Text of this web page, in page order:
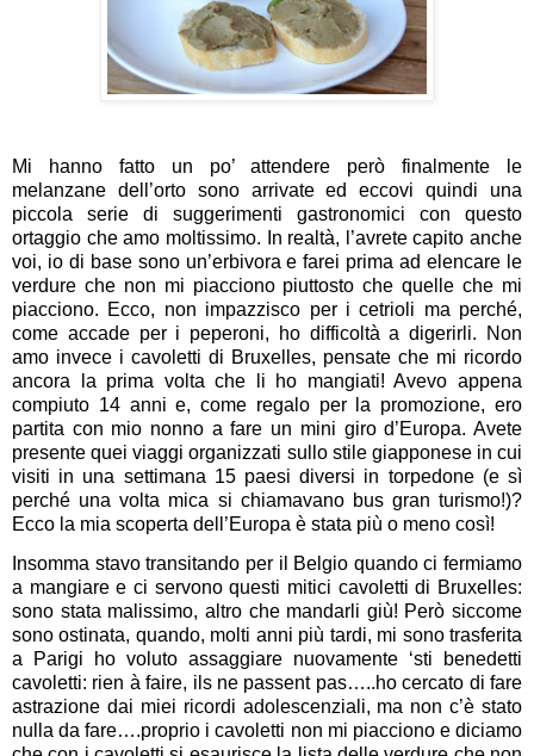
Mi hanno fatto un po’ attendere però finalmente le
melanzane dell’orto sono arrivate ed eccovi quindi una
piccola serie di suggerimenti gastronomici con questo
ortaggio che amo moltissimo. In realtà, l’avrete capito anche
voi, io di base sono un’erbivora e farei prima ad elencare le
verdure che non mi piacciono piuttosto che quelle che mi
piacciono. Ecco, non impazzisco per i cetrioli ma perché,
come accade per i peperoni, ho difficoltà a digerirli. Non
amo invece i cavoletti di Bruxelles, pensate che mi ricordo
ancora la prima volta che li ho mangiati! Avevo appena
compiuto 14 anni e, come regalo per la promozione, ero
partita con mio nonno a fare un mini giro d’Europa. Avete
presente quei viaggi organizzati sullo stile giapponese in cui
visiti in una settimana 15 paesi diversi in torpedone (e sì
perché una volta mica si chiamavano bus gran turismo!)?
Ecco la mia scoperta dell’Europa è stata più o meno così!
Insomma stavo transitando per il Belgio quando ci fermiamo
a mangiare e ci servono questi mitici cavoletti di Bruxelles:
sono stata malissimo, altro che mandarli giù! Però siccome
sono ostinata, quando, molti anni più tardi, mi sono trasferita
a Parigi ho voluto assaggiare nuovamente ‘sti benedetti
cavoletti: rien à faire, ils ne passent pas…..ho cercato di fare
astrazione dai miei ricordi adolescenziali, ma non c’è stato
nulla da fare….proprio i cavoletti non mi piacciono e diciamo